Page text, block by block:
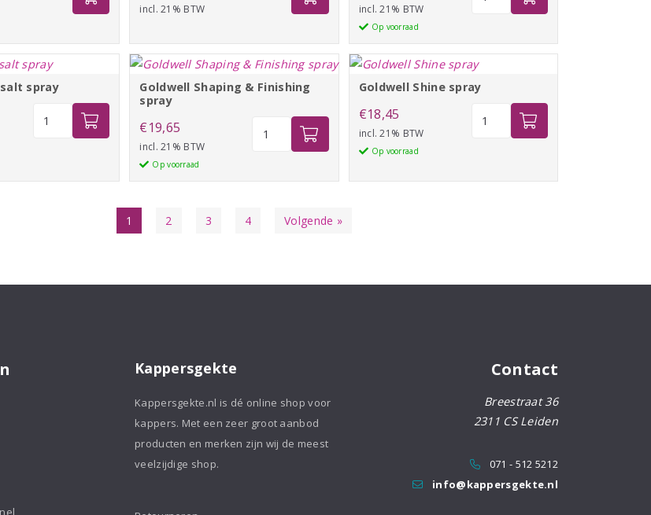
€22,25
€20,35
incl. 21% BTW incl. 21% BTW
Op voorraad
spray
aantal
spray
Goldwell Shaping & Finishing
spray
€19,65
incl. 21% BTW
Op voorraad
Finishing
aantal
Goldwell Shine spray
€18,45
incl. 21% BTW
Op voorraad
1 2 3 4 Volgende »
Kappersgekte
Kappersgekte.nl is dé online shop voor
kappers. Met een zeer groot aanbod
producten en merken zijn wij de meest
veelzijdige shop.
Contact
Breestraat 36
2311 CS Leiden
071 - 512 5212
info@kappersgekte.nl